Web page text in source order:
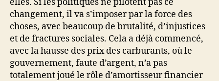
changement, il va s’imposer par la force des
choses, avec beaucoup de brutalité, d’injustices
et de fractures sociales. Cela a déjà commencé,
avec la hausse des prix des carburants, où le
gouvernement, faute d’argent, n’a pas
totalement joué le rôle d’amortisseur financier